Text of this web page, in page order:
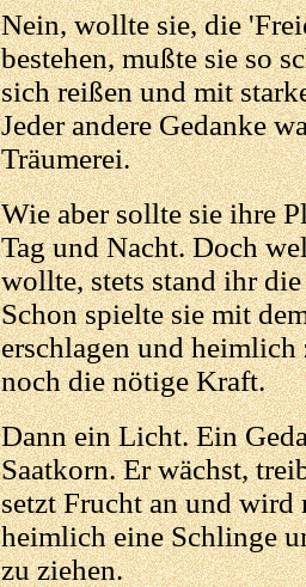
Nein, wollte sie, die
bestehen, mußte sie so
sich reißen und mit
Jeder andere Gedanke
Träumerei.
Wie aber sollte sie ihre
Tag und Nacht. Doch
wollte, stets stand ihr
Schon spielte sie mit
erschlagen und
noch die nötige Kraft.
Dann ein Licht. Ein
Saatkorn. Er wächst,
setzt Frucht an und
heimlich eine Schlinge
zu ziehen.